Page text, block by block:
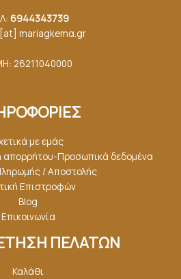
6944343739
mariagkemα.gr
26211040000
με εμάς
απορρήτου-Προσωπικά δεδομένα
/ Αποστολής
Επιστροφών
Blog
Επικοινωνία
ΠΕΛΑΤΩΝ
Καλάθι